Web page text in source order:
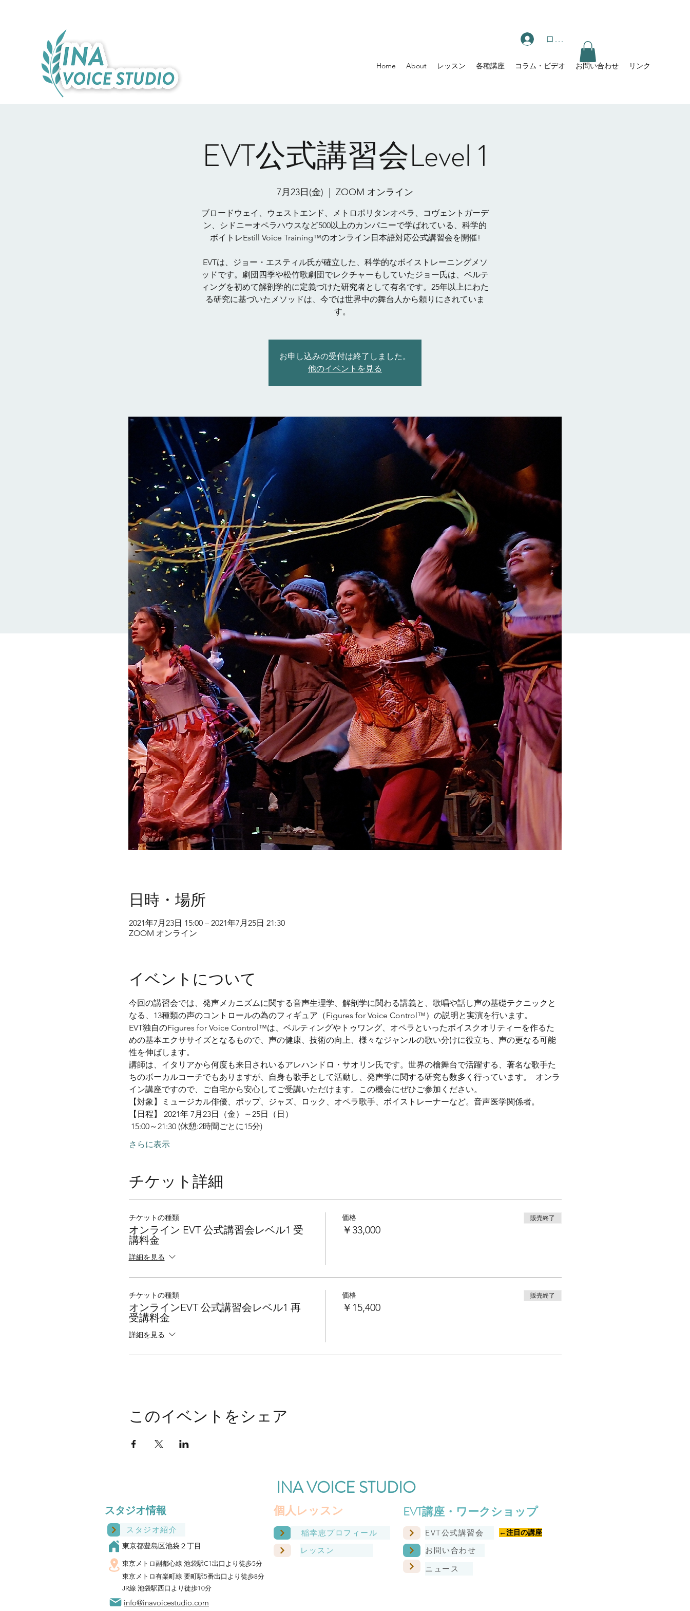
Home About レッスン 各種講座 コラム・ビデオ お問い合わせ リンク
ログイン
EVT公式講習会Level 1
7月23日(金) ZOOM オンライン
ブロードウェイ、ウェストエンド、メトロポリタンオペラ、コヴェントガーデ
ン、シドニーオペラハウスなど500以上のカンパニーで学ばれている、科学的
ボイトレEstill Voice Training™のオンライン日本語対応公式講習会を開催!
EVTは、ジョー・エスティル氏が確立した、科学的なボイストレーニングメソ
ッドです。劇団四季や松竹歌劇団でレクチャーもしていたジョー氏は、ベルテ
ィングを初めて解剖学的に定義づけた研究者として有名です。25年以上にわた
る研究に基づいたメソッドは、今では世界中の舞台人から頼りにされていま
す。
お申し込みの受付は終了しました。
他のイベントを見る
日時・場所
2021年7月23日 15:00 – 2021年7月25日 21:30
ZOOM オンライン
イベントについて
今回の講習会では、発声メカニズムに関する音声生理学、解剖学に関わる講義と、歌唱や話し声の基礎テクニックと
なる、13種類の声のコントロールの為のフィギュア（Figures for Voice Control™）の説明と実演を行います。
EVT独自のFigures for Voice Control™は、ベルティングやトゥワング、オペラといったボイスクオリティーを作るた
めの基本エクササイズとなるもので、声の健康、技術の向上、様々なジャンルの歌い分けに役立ち、声の更なる可能
性を伸ばします。
講師は、イタリアから何度も来日されいるアレハンドロ・サオリン氏です。世界の檜舞台で活躍する、著名な歌手た
ちのボーカルコーチでもありますが、自身も歌手として活動し、発声学に関する研究も数多く行っています。  オンラ
イン講座ですので、ご自宅から安心してご受講いただけます。この機会にぜひご参加ください。
【対象】ミュージカル俳優、ポップ、ジャズ、ロック、オペラ歌手、ボイストレーナーなど。音声医学関係者。
【日程】 2021年 7月23日（金）～25日（日）
15:00～21:30 (休憩:2時間ごとに15分)
さらに表示
チケット詳細
チケットの種類
オンライン EVT 公式講習会レベル1 受
講料金
詳細を見る
価格
￥33,000
販売終了
チケットの種類
オンラインEVT 公式講習会レベル1 再
受講料金
詳細を見る
価格
￥15,400
販売終了
このイベントをシェア
INA VOICE STUDIO
スタジオ​情報
スタジオ紹介
東京都豊島区池袋２丁目
東京メトロ副都心線 池袋駅C1出口より徒歩5分
東京メトロ有楽町線 要町駅​5番出口より徒歩8分
JR線 池袋駅西口より徒歩10分
info@inavoicestudio.com
​個人レッスン
稲幸恵プロフィール
レッスン
EVT講座・ワークショップ
EVT公式講習会 ​←注目の講座
お問い合わせ
ニュース